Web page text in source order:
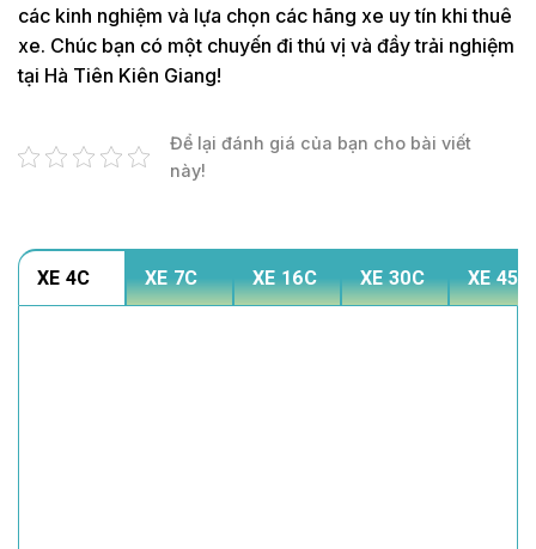
các kinh nghiệm và lựa chọn các hãng xe uy tín khi thuê
xe. Chúc bạn có một chuyến đi thú vị và đầy trải nghiệm
tại Hà Tiên Kiên Giang!
Để lại đánh giá của bạn cho bài viết
này!
XE 4C XE 7C XE 16C XE 30C XE 45C